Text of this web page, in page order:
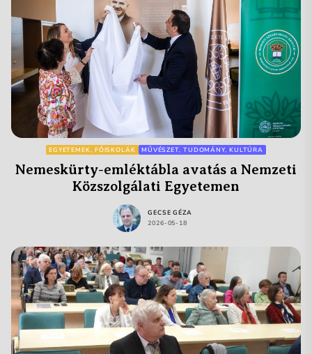
EGYETEMEK, FŐISKOLÁK MŰVÉSZET, TUDOMÁNY, KULTÚRA
Nemeskürty-emléktábla avatás a Nemzeti
Közszolgálati Egyetemen
GECSE GÉZA
2026-05-18